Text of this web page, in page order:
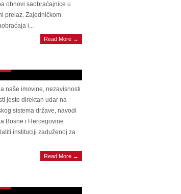
obnovi saobraćajnice u
prelaz. Zajedničkom
i...
Read More →
Selimović za
neće biti ni razmatran
prijetnja po Centralnu
naše imovine, nezavisnosti
jeste direktan udar na
sistema države, navodi
Bosne i Hercegovine
instituciji zaduženoj za
Read More →
sindikati
odluku Vijeća ministara